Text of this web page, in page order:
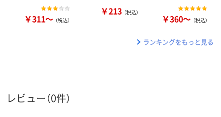
￥311～ （税込）
￥213 （税込）
￥360～ （税込）
ランキングをもっと見る
レビュー（0件）